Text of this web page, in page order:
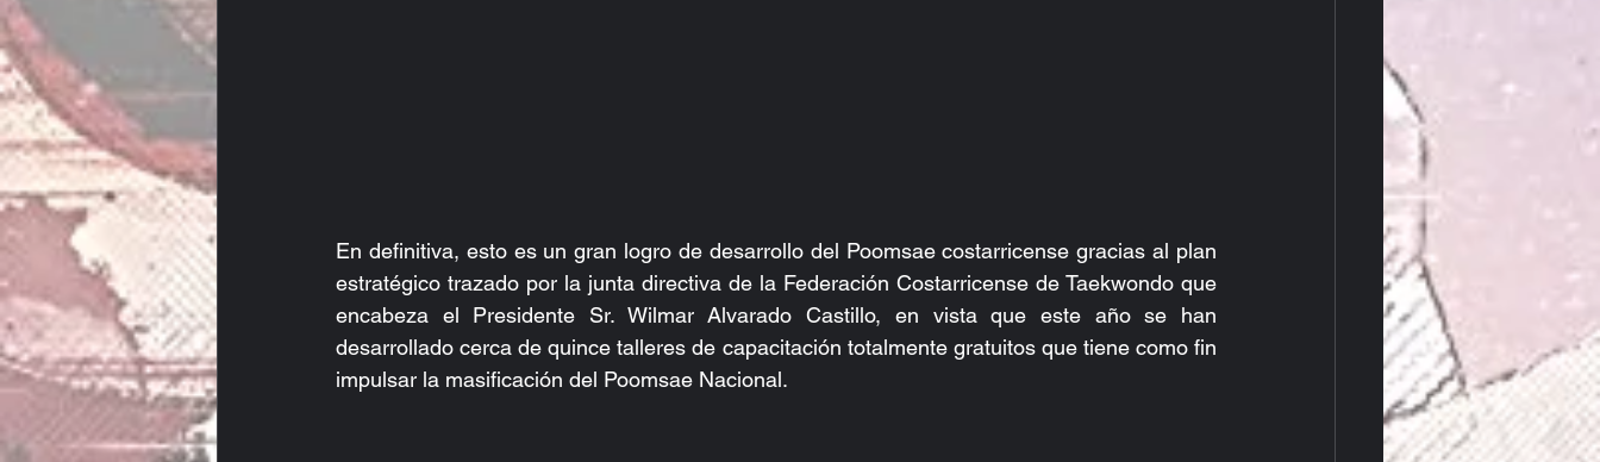
En definitiva, esto es un gran logro de desarrollo del Poomsae costarricense gracias al plan
estratégico trazado por la junta directiva de la Federación Costarricense de Taekwondo que
encabeza el Presidente Sr. Wilmar Alvarado Castillo, en vista que este año se han
desarrollado cerca de quince talleres de capacitación totalmente gratuitos que tiene como fin
impulsar la masificación del Poomsae Nacional.